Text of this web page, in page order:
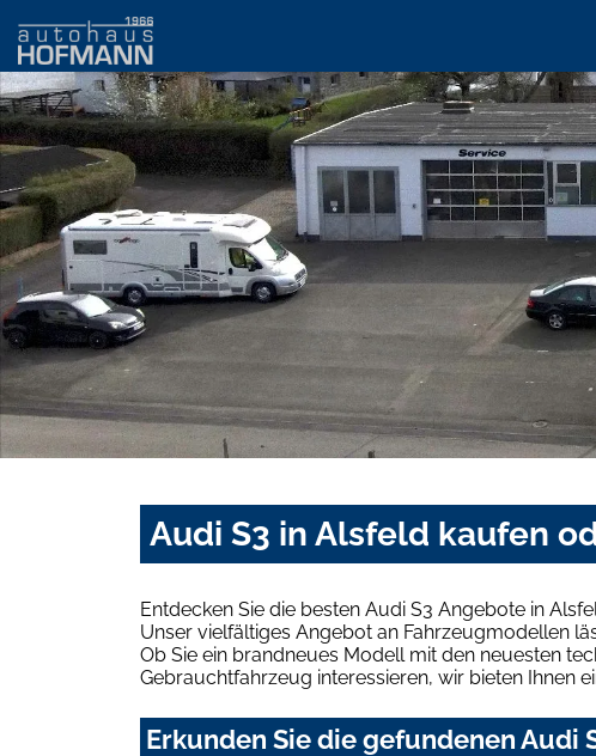
Audi S3 in Alsfeld kaufen
Entdecken Sie die besten Audi S3 Angebote in
Unser vielfältiges Angebot an Fahrzeugmodellen
Ob Sie ein brandneues Modell mit den neuesten
Gebrauchtfahrzeug interessieren, wir bieten Ihnen
Erkunden Sie die gefundenen Audi